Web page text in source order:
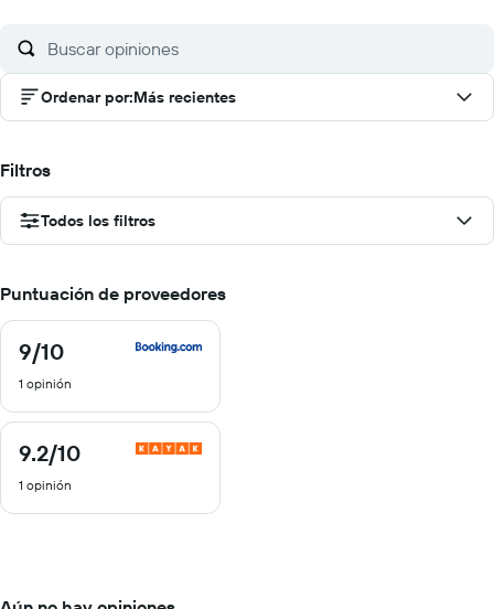
Ordenar por:Más recientes
Filtros
Todos los filtros
Puntuación de proveedores
9/10
9
de
10
1 opinión
9.2/10
9.2
10
1 opinión